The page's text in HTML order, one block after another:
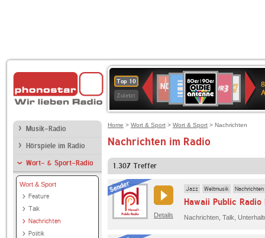
Top 10
Zuletzt
Deutschlandfunk
80er
90er
OLDIE
ANTENNE
SWR3
SWR
Kultur
NDR
2
Musik-Radio
Hörspiele im Radio
Wort- & Sport-Radio
Wort & Sport
Feature
Talk
Nachrichten
Politik
Home > Wort & Sport > Wort & Sport > Nachrichten
Nachrichten im Radio
1.307 Treffer
Details
Jazz Weltmusik Nachrichten
Hawaii Public Radio